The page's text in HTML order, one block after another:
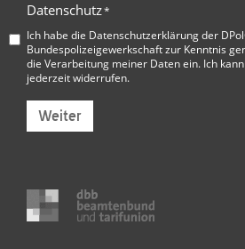
Datenschutz*
Ich habe die Datenschutzerklärung der
Bundespolizeigewerkschaftzur Kenntnis
die Verarbeitung meiner Daten ein. Ich
jederzeit widerrufen.
Weiter